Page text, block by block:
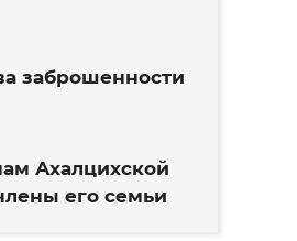
заброшенности
Ахалцихской
его семьи